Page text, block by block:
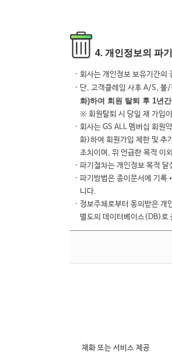
4. 개인정보의 파기
· 회사는 개인정보 보유기간
· 단, 고객클레임 사후 A/S, 불
화)하여 회원 탈퇴 후 1년
※ 회원탈퇴 시 당일 재 가입
· 회사는 GS ALL 멤버십 회원
화)하여 회원가입 제한 및 추
조치이며, 위 언급한 목적 이
· 파기절차는 개인정보 목적
· 파기방법은 종이문서에 기
니다.
· 정보주체로부터 동의받은
별도의 데이터베이스(DB)로
재화 또는 서비스 제공